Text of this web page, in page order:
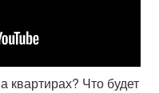
квартирах? Что будет